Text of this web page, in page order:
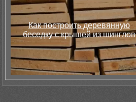
Как построить деревянную
беседку с крышей из шинглов